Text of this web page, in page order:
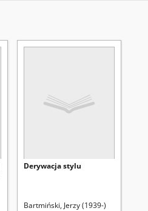
Derywacja stylu
Bartmiński, Jerzy (1939-)